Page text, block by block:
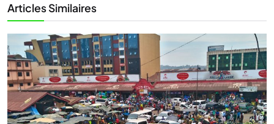
Articles Similaires